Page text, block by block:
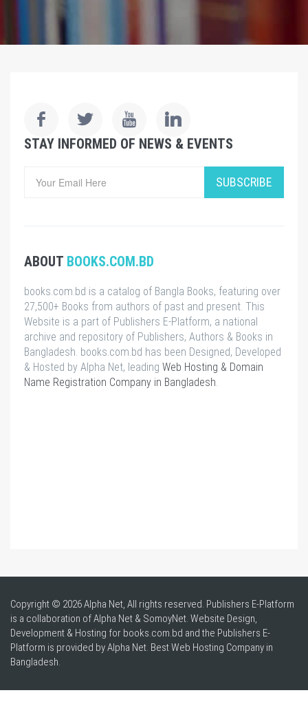
STAY INFORMED OF NEWS & EVENTS
SUBSCRIBE
ABOUT BOOKS.COM.BD
books.com.bd is a catalog of Bangla Books, featuring over
27,500+ Books from authors of past and present. This
Website is a part of Publishers E-Platform, a national
archive and repository of Publishers, Authors & Books in
Bangladesh. books.com.bd has been Designed, Developed
& Hosted by Alpha Net, leading Web Hosting & Domain
Name Registration Company in Bangladesh
Copyright © 2026 Alpha Net, All rights reserved. Publishers E-Platform
is a collaboration of Alpha Net & SomoyNet. Website Design,
Development & Hosting for books.com.bd and the Publishers E-
Platform is provided by Alpha Net. BestWeb Hosting Company in
Bangladesh.